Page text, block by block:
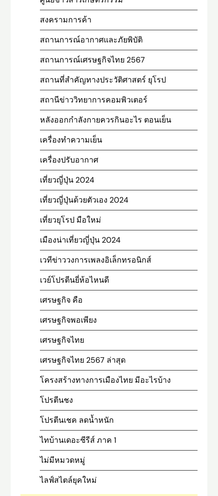
สงครามการค้า
สถานการณ์อากาศและภัยพิบัติ
สถานการณ์เศรษฐกิจไทย 2567
สถานที่สําคัญทางประวัติศาสตร์ ยุโรป
สถานีข่าววิทยาการคอมพิวเตอร์
หลังออกกําลังกายควรกินอะไร ตอนเย็น
เครื่องทำความเย็น
เครื่องปรับอากาศ
เที่ยวญี่ปุ่น 2024
เที่ยวญี่ปุ่นด้วยตัวเอง 2024
เที่ยวยุโรป มือใหม่
เมืองน่าเที่ยวญี่ปุ่น 2024
เวทีข่าววงการเพลงอิเล็กทรอนิกส์
เวย์โปรตีนยี่ห้อไหนดี
เศรษฐกิจ คือ
เศรษฐกิจพอเพียง
เศรษฐกิจไทย
เศรษฐกิจไทย 2567 ล่าสุด
โครงสร้างทางการเมืองไทย มีอะไรบ้าง
โปรตีนชง
โปรตีนเชค ลดน้ำหนัก
ไทบ้านเดอะซีรีส์ ภาค 1
ไม่มีหมวดหมู่
ไลฟ์สไตล์ยุคใหม่